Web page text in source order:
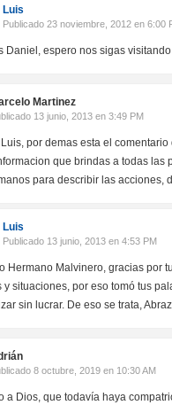
Luis
Publicado 23 noviembre, 2012 en 6:00
Daniel, espero nos sigas
Martinez
13 junio, 2013 en 3:49 PM
por demas esta el
que brindas a todas las
para describir las acciones,
Luis
Publicado 13 junio, 2013 en 4:53 PM
Hermano Malvinero, gracias por
y situaciones, por eso tomó tus
sin lucrar. De eso se trata,
8 octubre, 2019 en 10:30 AM
a Dios, que todavía haya